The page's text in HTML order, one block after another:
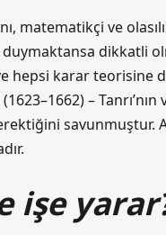
matematikçi ve
duymaktansa dikkatli
hepsi karar teorisine
–
savunmuştur.
işe